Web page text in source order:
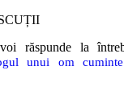
răspunde la
unui om cuminte